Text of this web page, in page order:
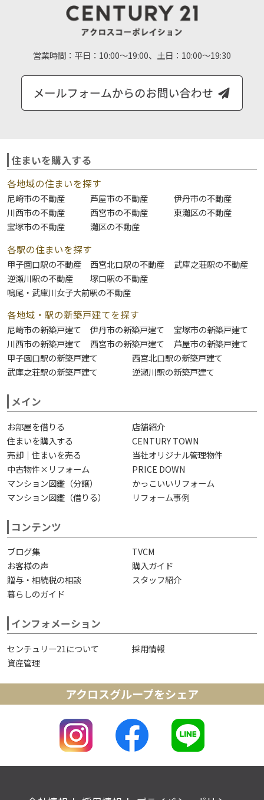
営業時間： 平日：10:00～19:00、土日：10:00～19:30
住まいを購入する
各地域の住まいを探す
尼崎市の不動産 芦屋市の不動産
伊丹市の不動産
川西市の不動産
西宮市の不動産
東灘区の不動産
宝塚市の不動産
灘区の不動産
各駅の住まいを探す
甲子園口駅の不動産 西宮北口駅の不動産
武庫之荘駅の不動産
逆瀬川駅の不動産
塚口駅の不動産
鳴尾・武庫川女子大前駅の不動産
各地域・駅の新築戸建てを探す
尼崎市の新築戸建て 伊丹市の新築戸建て
宝塚市の新築戸建て
川西市の新築戸建て
西宮市の新築戸建て
芦屋市の新築戸建て
甲子園口駅の新築戸建て
西宮北口駅の新築戸建て
武庫之荘駅の新築戸建て
逆瀬川駅の新築戸建て
メイン
お部屋を借りる
店舗紹介
住まいを購入する
CENTURY TOWN
売却｜住まいを売る
当社オリジナル管理物件
中古物件×リフォーム
PRICE DOWN
マンション図鑑（分譲）
かっこいいリフォーム
マンション図鑑（借りる）
リフォーム事例
コンテンツ
ブログ集
TVCM
お客様の声
購入ガイド
贈与・相続税の相談
スタッフ紹介
暮らしのガイド
インフォメーション
センチュリー21について
採用情報
資産管理
アクロスグループをシェア